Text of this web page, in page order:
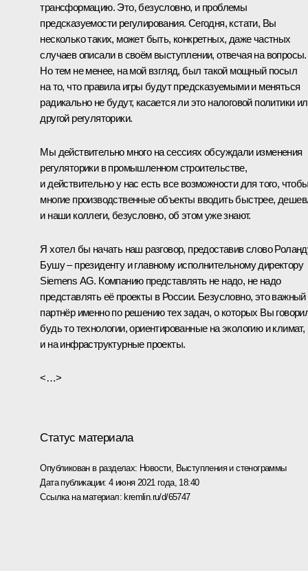
трансформацию. Это, безусловно, и проблемы
предсказуемости регулирования. Сегодня, кстати, Вы
несколько таких, может быть, конкретных, даже частных
случаев описали в своём выступлении, отвечая на вопросы.
Но тем не менее, на мой взгляд, был такой мощный посыл
на то, что правила игры будут предсказуемыми и меняться
радикально не будут, касается ли это налоговой политики
другой регуляторики.
Мы действительно много на сессиях обсуждали изменения
регуляторики в промышленном строительстве,
и действительно у нас есть все возможности для того,
многие производственные объекты вводить быстрее,
и наши коллеги, безусловно, об этом уже знают.
Я хотел бы начать наш разговор, предоставив слово
Бушу – президенту и главному исполнительному директору
Siemens AG. Компанию представлять не надо, не надо
представлять её проекты в России. Безусловно, это важный
партнёр именно по решению тех задач, о которых Вы
будь то технологии, ориентированные на экологию и климат,
и на инфраструктурные проекты.
<…>
Статус материала
Опубликован в разделах: Новости, Выступления и стенограммы
Дата публикации:4 июня 2021 года, 18:40
Ссылка на материал: kremlin.ru/d/65747